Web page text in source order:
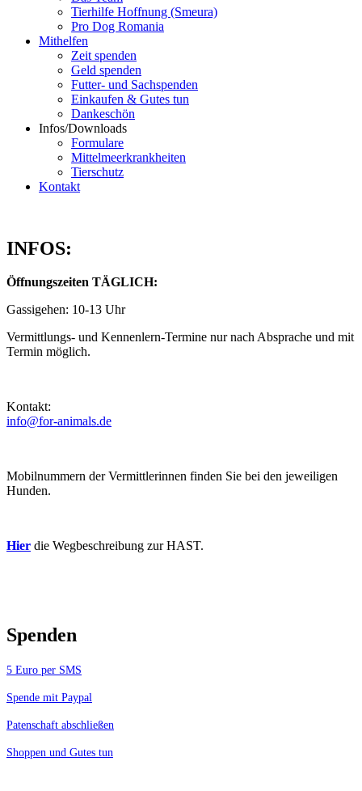
Tierhilfe Hoffnung (Smeura)
Pro Dog Romania
Mithelfen
Zeit spenden
Geld spenden
Futter- und Sachspenden
Einkaufen & Gutes tun
Dankeschön
Infos/Downloads
Formulare
Mittelmeerkrankheiten
Tierschutz
Kontakt
INFOS:
Öffnungszeiten TÄGLICH:
Gassigehen: 10-13 Uhr
Vermittlungs- und Kennenlern-Termine nur nach Absprache und mit
Termin möglich.
Kontakt:
info@for-animals.de
Mobilnummern der Vermittlerinnen finden Sie bei den jeweiligen
Hunden.
Hier die Wegbeschreibung zur HAST.
Spenden
5 Euro per SMS
Spende mit Paypal
Patenschaft abschließen
Shoppen und Gutes tun